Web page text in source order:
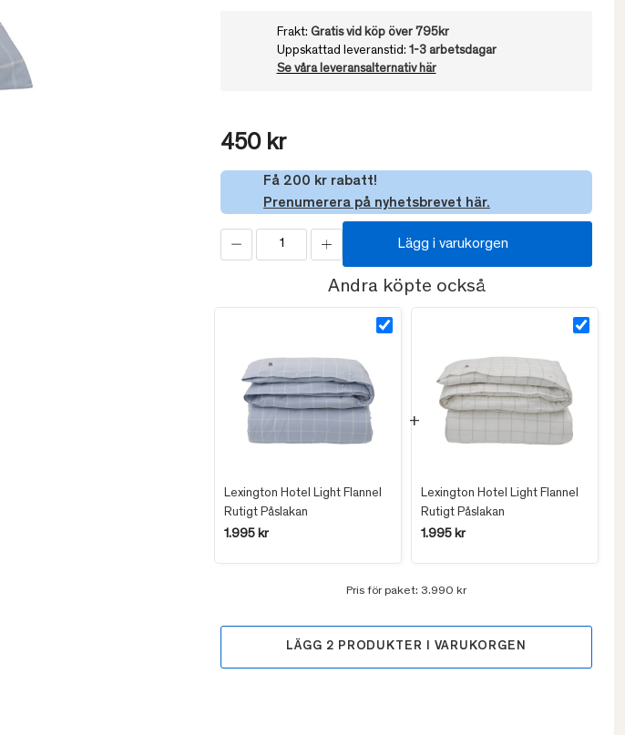
Frakt: Gratis vid köp över 795kr
Uppskattad leveranstid: 1-3 arbetsdagar
Se våra leveransalternativ här
450 kr
Få 200 kr rabatt!
Prenumerera på nyhetsbrevet här.
Lägg i varukorgen
Andra köpte också
Lexington Hotel Light Flannel
Rutigt Påslakan
1.995 kr
Lexington Hotel Light Flannel
Rutigt Påslakan
1.995 kr
Pris för paket: 3.990 kr
LÄGG 2 PRODUKTER I VARUKORGEN